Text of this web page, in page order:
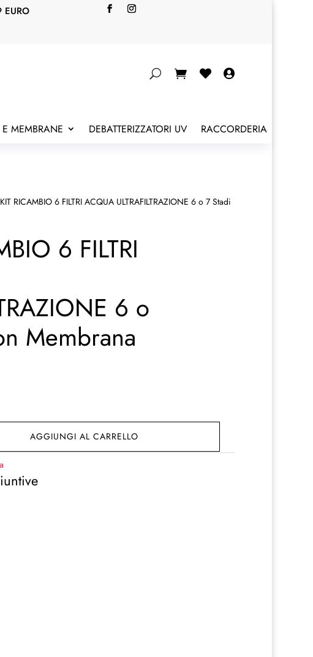
EURO
 
MEMBRANE DEBATTERIZZATORI UV
RACCORDERIA
RICAMBIO 6 FILTRI ACQUA ULTRAFILTRAZIONE 6 o 7 Stadi
6 FILTRI
6 o
Membrana
attuale
€.
AGGIUNGI AL CARRELLO